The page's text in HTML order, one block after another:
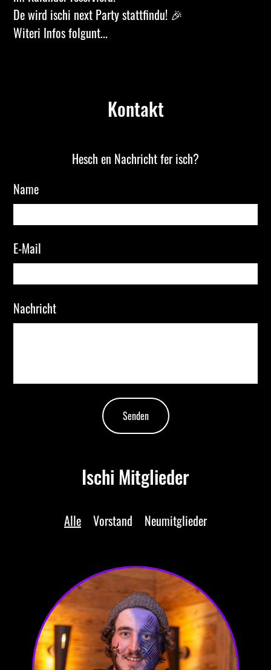
De wird ischi next Party stattfindu! 🎉
Witeri Infos folgunt...
Kontakt
Hesch en Nachricht fer isch?
Name
E-Mail
Nachricht
Senden
Ischi Mitglieder
Alle Vorstand Neumitglieder